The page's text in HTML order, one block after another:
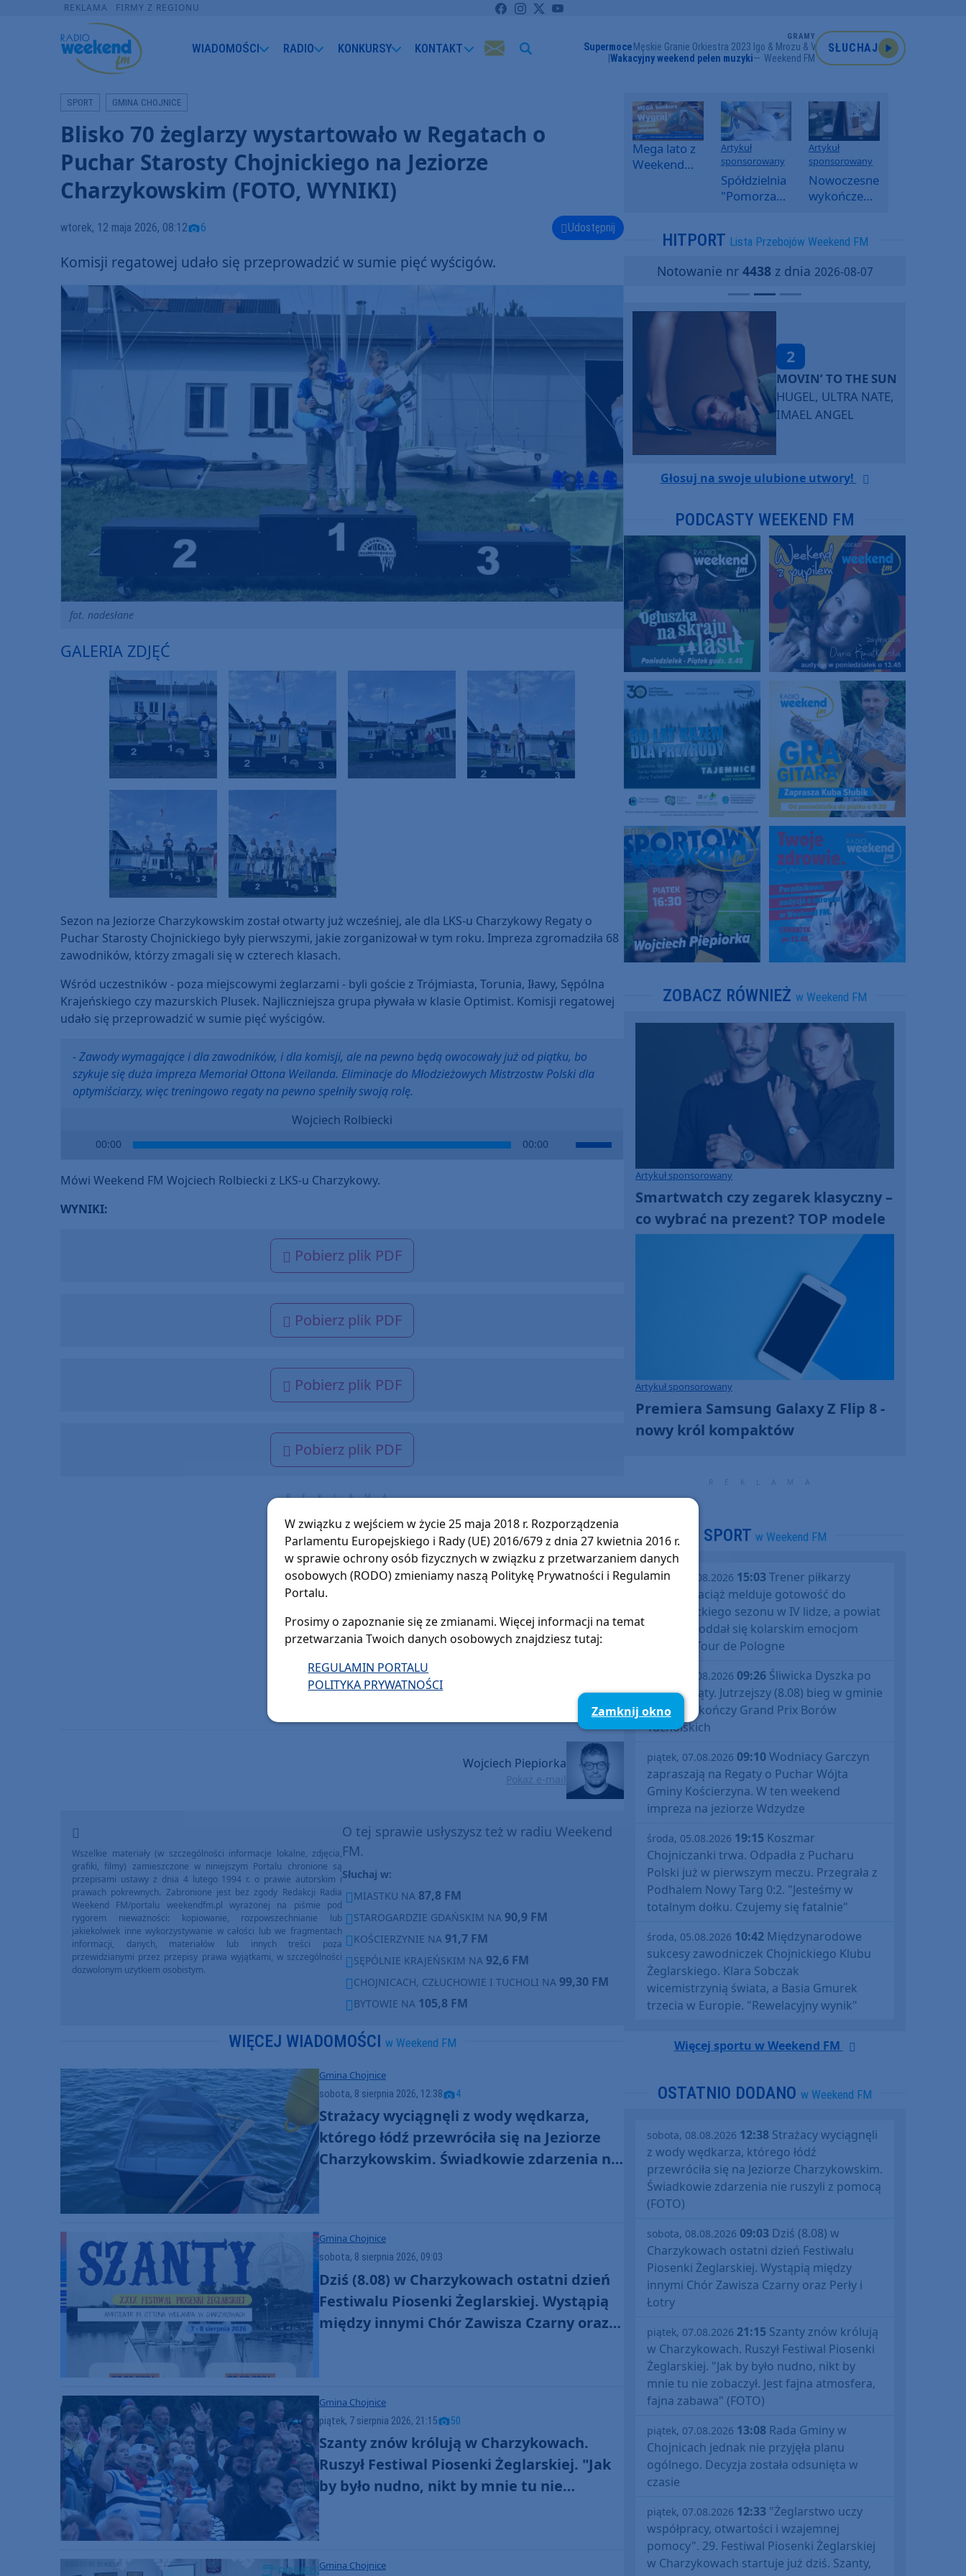
REKLAMA FIRMY Z REGIONU
WIADOMOŚCI RADIO KONKURSY KONTAKT
GRAMY
Supermoce Męskie Granie Orkiestra 2023 Igo & Mrozu & Vito Bambino
Wakacyjny weekend pełen muzyki
Weekend FM
SŁUCHAJ
SPORT GMINA CHOJNICE
Blisko 70 żeglarzy wystartowało w Regatach o
Puchar Starosty Chojnickiego na Jeziorze
Charzykowskim (FOTO, WYNIKI)
wtorek, 12 maja 2026, 08:12 6 Udostępnij
Komisji regatowej udało się przeprowadzić w sumie pięć wyścigów.
fot. nadesłane
GALERIA ZDJĘĆ
Sezon na Jeziorze Charzykowskim został otwarty już wcześniej, ale dla LKS-u Charzykowy Regaty o
Puchar Starosty Chojnickiego były pierwszymi, jakie zorganizował w tym roku. Impreza zgromadziła 68
zawodników, którzy zmagali się w czterech klasach.
Wśród uczestników - poza miejscowymi żeglarzami - byli goście z Trójmiasta, Torunia, Iławy, Sępólna
Krajeńskiego czy mazurskich Plusek. Najliczniejsza grupa pływała w klasie Optimist. Komisji regatowej
udało się przeprowadzić w sumie pięć wyścigów.
- Zawody wymagające i dla zawodników, i dla komisji, ale na pewno będą owocowały już od piątku, bo
szykuje się duża impreza Memoriał Ottona Weilanda. Eliminacje do Młodzieżowych Mistrzostw Polski dla
optymiściarzy, więc treningowo regaty na pewno spełniły swoją rolę.
Wojciech Rolbiecki
00:00 00:00
Use
Mówi Weekend FM Wojciech Rolbiecki z LKS-u Charzykowy.
WYNIKI:
Pobierz plik PDF
Pobierz plik PDF
Pobierz plik PDF
Pobierz plik PDF
Wojciech Piepiorka
Pokaż e-mail
O tej sprawie usłyszysz też w radiu Weekend
FM.
Słuchaj w:
MIASTKU NA 87,8 FM
STAROGARDZIE GDAŃSKIM NA 90,9 FM
KOŚCIERZYNIE NA 91,7 FM
SĘPÓLNIE KRAJEŃSKIM NA 92,6 FM
CHOJNICACH, CZŁUCHOWIE I TUCHOLI NA 99,30 FM
BYTOWIE NA 105,8 FM
Wszelkie materiały (w szczególności informacje lokalne, zdjęcia,
grafiki, filmy) zamieszczone w niniejszym Portalu chronione są
przepisami ustawy z dnia 4 lutego 1994 r. o prawie autorskim i
prawach pokrewnych. Zabronione jest bez zgody Redakcji Radia
Weekend FM/portalu weekendfm.pl wyrażonej na piśmie pod
rygorem nieważności: kopiowanie, rozpowszechnianie lub
jakiekolwiek inne wykorzystywanie w całości lub we fragmentach
informacji, danych, materiałów lub innych treści poza
przewidzianymi przez przepisy prawa wyjątkami, w szczególności
dozwolonym użytkiem osobistym.
WIĘCEJ WIADOMOŚCI w Weekend FM
Gmina Chojnice
sobota, 8 sierpnia 2026, 12:38 4
Strażacy wyciągnęli z wody wędkarza,
którego łódź przewróciła się na Jeziorze
Charzykowskim. Świadkowie zdarzenia nie
Gmina Chojnice
sobota, 8 sierpnia 2026, 09:03
Dziś (8.08) w Charzykowach ostatni dzień
Festiwalu Piosenki Żeglarskiej. Wystąpią
między innymi Chór Zawisza Czarny oraz
Gmina Chojnice
piątek, 7 sierpnia 2026, 21:15 50
Szanty znów królują w Charzykowach.
Ruszył Festiwal Piosenki Żeglarskiej. "Jak
by było nudno, nikt by mnie tu nie
Gmina Chojnice
Mega lato z
Weekend
Artykuł
sponsorowany
Spółdzielnia
"Pomorzanka"
informuje o
i ofertach
najmu
Artykuł
sponsorowany
Nowoczesne
wykończenia
SPC, WPC i
kamienny
HITPORT Lista Przebojów Weekend FM
Notowanie nr 4438z dnia 2026-08-07
2
MOVIN’ TO THE SUN
HUGEL, ULTRA NATE,
IMAEL ANGEL
Głosuj na swoje ulubione utwory!
PODCASTY WEEKEND FM
ZOBACZ RÓWNIEŻ w Weekend FM
Artykuł sponsorowany
Smartwatch czy zegarek klasyczny –
co wybrać na prezent? TOP modele
Artykuł sponsorowany
Premiera Samsung Galaxy Z Flip 8 -
nowy król kompaktów
SPORT w Weekend FM
piątek, 07.08.2026 15:03Trener piłkarzy
Rawysa Raciąż melduje gotowość do
debiutanckiego sezonu w IV lidze, a powiat
bytowski oddał się kolarskim emocjom
podczas Tour de Pologne
piątek, 07.08.2026 09:26 Śliwicka Dyszka po
raz dziesiąty. Jutrzejszy (8.08) bieg w gminie
Śliwice zakończy Grand Prix Borów
Tucholskich
piątek, 07.08.2026 09:10Wodniacy Garczyn
zapraszają na Regaty o Puchar Wójta
Gminy Kościerzyna. W ten weekend
impreza na jeziorze Wdzydze
środa, 05.08.2026 19:15 Koszmar
Chojniczanki trwa. Odpadła z Pucharu
Polski już w pierwszym meczu. Przegrała z
Podhalem Nowy Targ 0:2. "Jesteśmy w
totalnym dołku. Czujemy się fatalnie"
środa, 05.08.2026 10:42 Międzynarodowe
sukcesy zawodniczek Chojnickiego Klubu
Żeglarskiego. Klara Sobczak
wicemistrzynią świata, a Basia Gmurek
trzecia w Europie. "Rewelacyjny wynik"
Więcej sportu w Weekend FM
OSTATNIO DODANO w Weekend FM
sobota, 08.08.2026 12:38 Strażacy wyciągnęli
z wody wędkarza, którego łódź
przewróciła się na Jeziorze Charzykowskim.
Świadkowie zdarzenia nie ruszyli z pomocą
(FOTO)
sobota, 08.08.2026 09:03 Dziś (8.08) w
Charzykowach ostatni dzień Festiwalu
Piosenki Żeglarskiej. Wystąpią między
innymi Chór Zawisza Czarny oraz Perły i
Łotry
piątek, 07.08.2026 21:15 Szanty znów królują
w Charzykowach. Ruszył Festiwal Piosenki
Żeglarskiej. "Jak by było nudno, nikt by
mnie tu nie zobaczył. Jest fajna atmosfera,
fajna zabawa" (FOTO)
piątek, 07.08.2026 13:08 Rada Gminy w
Chojnicach jednak nie przyjęła planu
ogólnego. Decyzja została odsunięta w
czasie
piątek, 07.08.2026 12:33 "Żeglarstwo uczy
współpracy, otwartości i wzajemnej
pomocy". 29. Festiwal Piosenki Żeglarskiej
w Charzykowach startuje już dziś. Szanty,
W związku z wejściem w życie 25 maja 2018 r. Rozporządzenia
Parlamentu Europejskiego i Rady (UE) 2016/679 z dnia 27 kwietnia 2016 r.
w sprawie ochrony osób fizycznych w związku z przetwarzaniem danych
osobowych (RODO) zmieniamy naszą Politykę Prywatności i Regulamin
Portalu.
Prosimy o zapoznanie się ze zmianami. Więcej informacji na temat
przetwarzania Twoich danych osobowych znajdziesz tutaj:
REGULAMIN PORTALU
POLITYKA PRYWATNOŚCI
Zamknij okno